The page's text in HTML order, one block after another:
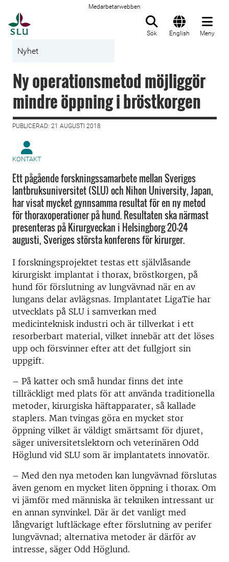
Medarbetarwebben
Sök English Meny
Nyhet
Ny operationsmetod möjliggör
mindre öppning i bröstkorgen
PUBLICERAD: 21 AUGUSTI 2018
KONTAKT
Ett pågående forskningssamarbete mellan Sveriges
lantbruksuniversitet (SLU) och Nihon University, Japan,
har visat mycket gynnsamma resultat för en ny metod
för thoraxoperationer på hund. Resultaten ska närmast
presenteras på Kirurgveckan i Helsingborg 20-24
augusti, Sveriges största konferens för kirurger.
I forskningsprojektet testas ett självlåsande
kirurgiskt implantat i thorax, bröstkorgen, på
hund för förslutning av lungvävnad när en av
lungans delar avlägsnas. Implantatet LigaTie har
utvecklats på SLU i samverkan med
medicinteknisk industri och är tillverkat i ett
resorberbart material, vilket innebär att det löses
upp och försvinner efter att det fullgjort sin
uppgift.
– På katter och små hundar finns det inte
tillräckligt med plats för att använda traditionella
metoder, kirurgiska häftapparater, så kallade
staplers. Man tvingas göra en mycket stor
öppning vilket är väldigt smärtsamt för djuret,
säger universitetslektorn och veterinären Odd
Höglund vid SLU som är implantatets innovatör.
– Med den nya metoden kan lungvävnad förslutas
även genom en mycket liten öppning i thorax. Om
vi jämför med människa är tekniken intressant ur
en annan synvinkel. Där är det vanligt med
långvarigt luftläckage efter förslutning av perifer
lungvävnad; alternativa metoder är därför av
intresse, säger Odd Höglund.